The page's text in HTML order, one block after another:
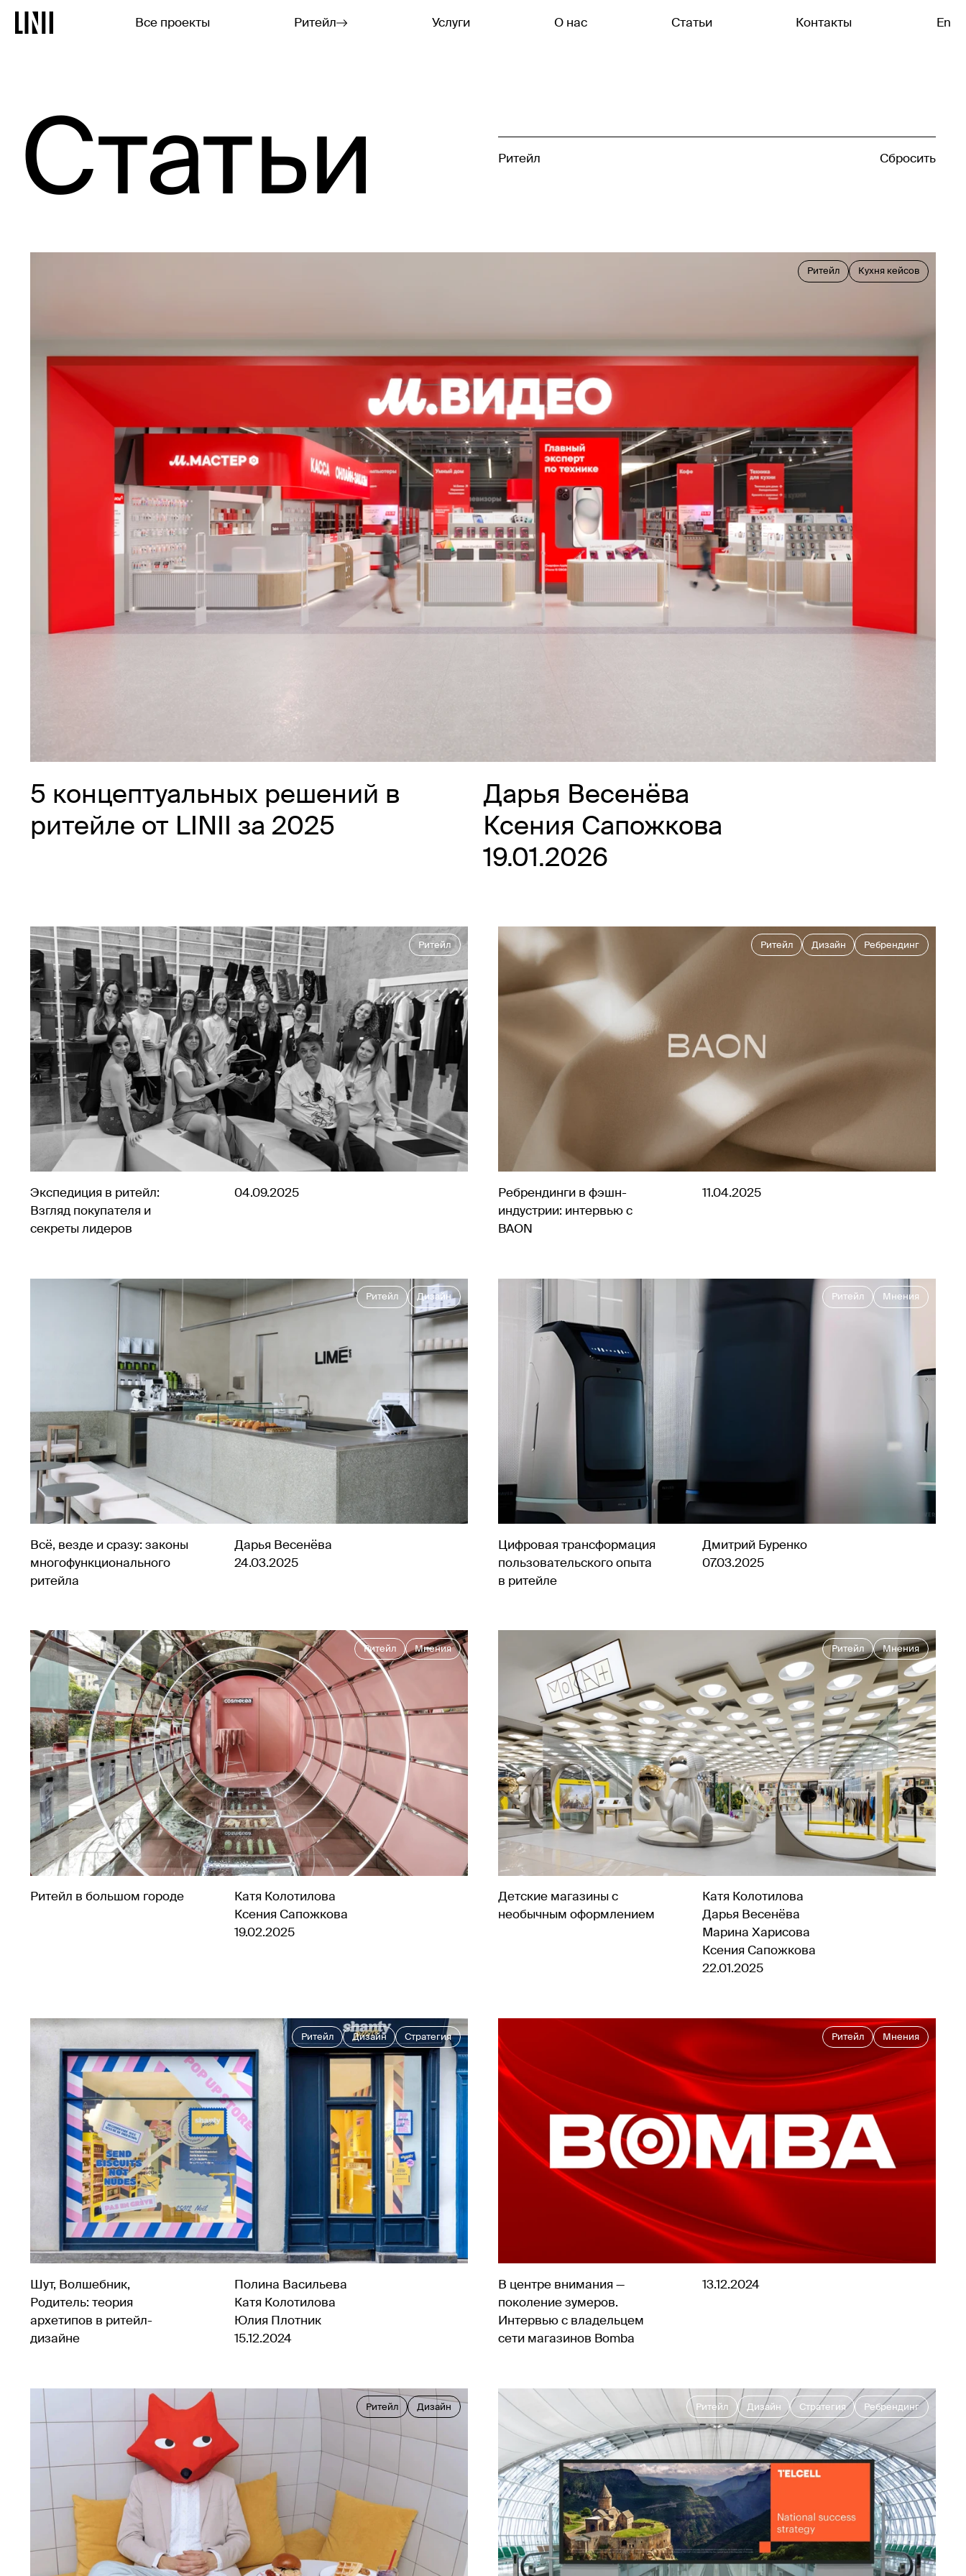
Все проекты Ритейл Услуги О нас Статьи Контакты En
Статьи Ритейл Сбросить
5 концептуальных решений в
ритейле от LINII за 2025
Дарья Весенёва
Ксения Сапожкова
19.01.2026
Ритейл Кухня кейсов
Экспедиция в ритейл:
Взгляд покупателя и
секреты лидеров
04.09.2025
Ритейл
Ребрендинги в фэшн-
индустрии: интервью с
BAON
11.04.2025
Ритейл Дизайн Ребрендинг
Всё, везде и сразу: законы
многофункционального
ритейла
Дарья Весенёва
24.03.2025
Ритейл Дизайн
Цифровая трансформация
пользовательского опыта
в ритейле
Дмитрий Буренко
07.03.2025
Ритейл Мнения
Ритейл в большом городе
Катя Колотилова
Ксения Сапожкова
19.02.2025
Ритейл Мнения
Детские магазины с
необычным оформлением
Катя Колотилова
Дарья Весенёва
Марина Харисова
Ксения Сапожкова
22.01.2025
Ритейл Мнения
Шут, Волшебник,
Родитель: теория
архетипов в ритейл-
дизайне
Полина Васильева
Катя Колотилова
Юлия Плотник
15.12.2024
Ритейл Дизайн Стратегия
В центре внимания —
поколение зумеров.
Интервью с владельцем
сети магазинов Bomba
13.12.2024
Ритейл Мнения
Ритейл Дизайн Ритейл Дизайн Стратегия Ребрендинг